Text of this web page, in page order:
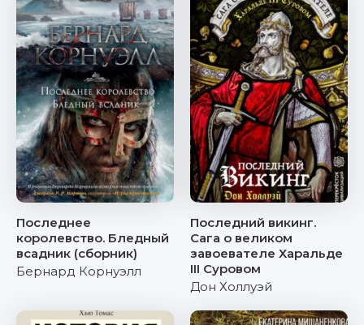
Последнее
королевство. Бледный
всадник (сборник)
Бернард Корнуэлл
Последний викинг.
Сага о великом
завоевателе Харальде
III Суровом
Дон Холлуэй